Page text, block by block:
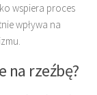
wspiera proces
wpływa na
na rzeźbę?